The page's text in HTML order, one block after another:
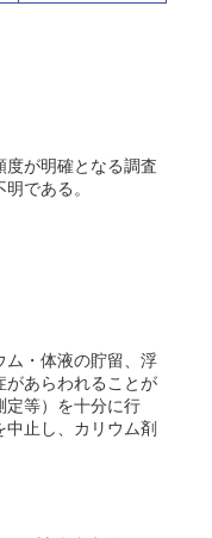
度が明確となる調査
である。
ム・体液の貯留、浮
があらわれることが
定等）を十分に行
止し、カリウム剤